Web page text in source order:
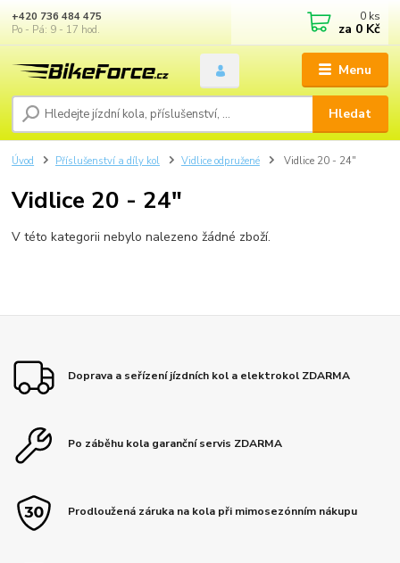
Menu
Hledat
+420 736 484 475
Po - Pá: 9 - 17 hod.
0 ks
za 0 Kč
Úvod Příslušenství a díly kol Vidlice odpružené Vidlice 20 - 24"
Vidlice 20 - 24"
V této kategorii nebylo nalezeno žádné zboží.
Doprava a seřízení jízdních kol a elektrokol ZDARMA
Po záběhu kola garanční servis ZDARMA
Prodloužená záruka na kola při mimosezónním nákupu